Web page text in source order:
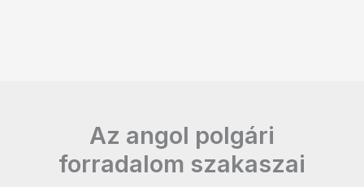
Az angol polgári
forradalom szakaszai